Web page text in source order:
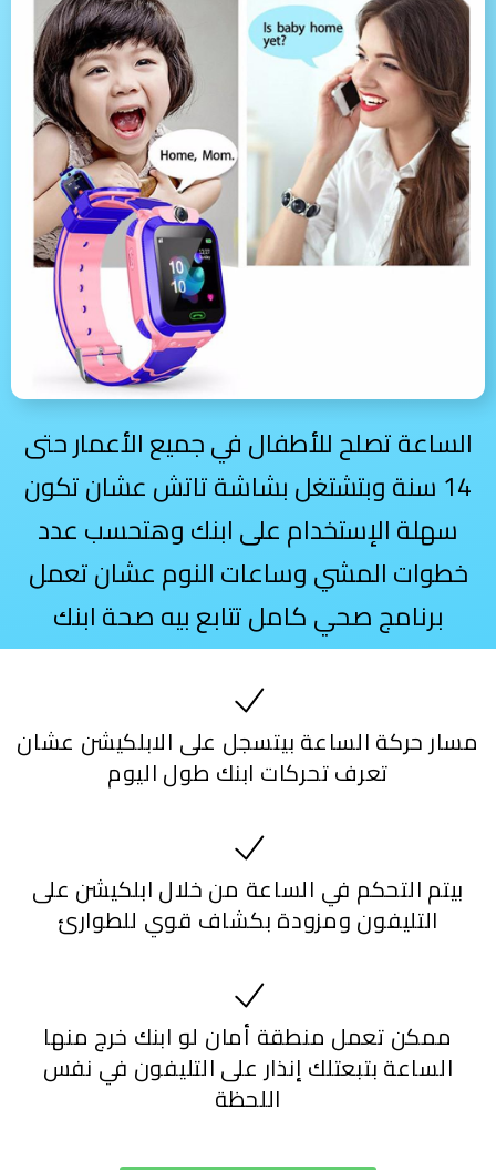
الساعة تصلح للأطفال في جميع الأعمار حتى
14 سنة وبتشتغل بشاشة تاتش عشان تكون
سهلة الإستخدام على ابنك وهتحسب عدد
خطوات المشي وساعات النوم عشان تعمل
برنامج صحي كامل تتابع بيه صحة ابنك
مسار حركة الساعة بيتسجل على الابلكيشن عشان
تعرف تحركات ابنك طول اليوم
بيتم التحكم في الساعة من خلال ابلكيشن على
التليفون ومزودة بكشاف قوي للطوارئ
ممكن تعمل منطقة أمان لو ابنك خرج منها
الساعة بتبعتلك إنذار على التليفون في نفس
اللحظة